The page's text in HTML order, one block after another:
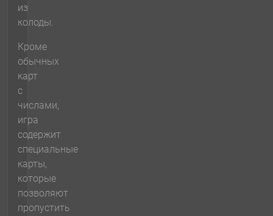
из
колоды.
Кроме
обычных
карт
с
числами,
игра
содержит
специальные
карты,
которые
позволяют
пропустить